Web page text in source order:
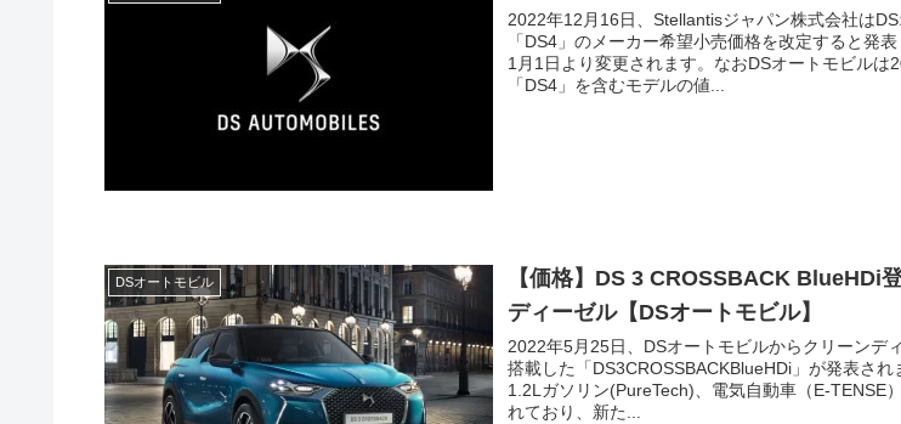
2022年12月16日、Stellantisジャパン株式会社は
「DS4」のメーカー希望小売価格を改定すると発
1月1日より変更されます。なおDSオートモビルは
「DS4」を含むモデルの値...
DSオートモビル
【価格】DS 3 CROSSBACK BlueHDi
ディーゼル【DSオートモビル】
2022年5月25日、DSオートモビルからクリーンデ
搭載した「DS3CROSSBACKBlueHDi」が発表され
1.2Lガソリン(PureTech)、電気自動車（E-TENSE
れており、新た...